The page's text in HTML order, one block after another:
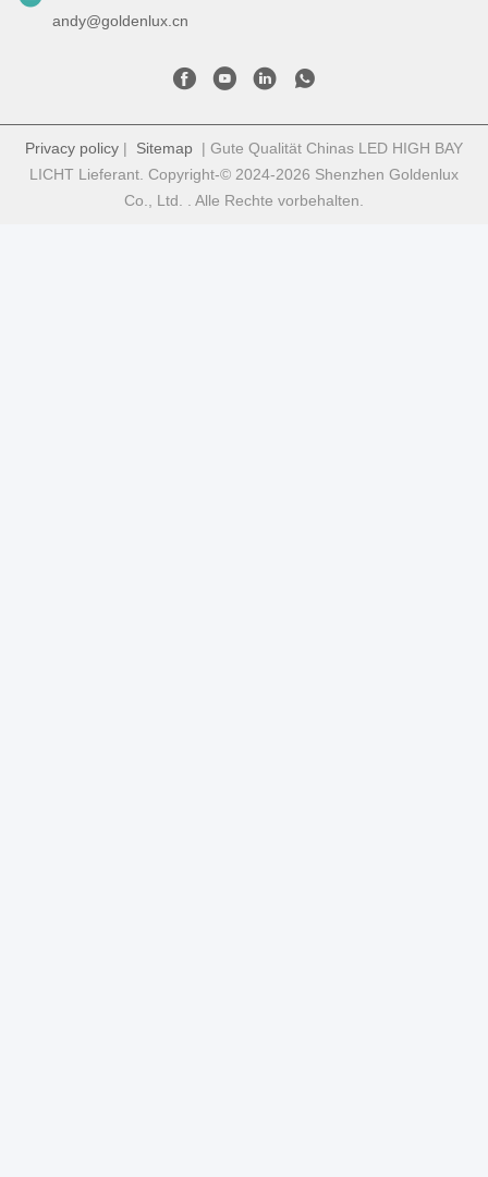
andy@goldenlux.cn
Privacy policy | Sitemap | Gute Qualität Chinas LED HIGH BAY
LICHT Lieferant. Copyright-© 2024-2026 Shenzhen Goldenlux
Co., Ltd. . Alle Rechte vorbehalten.